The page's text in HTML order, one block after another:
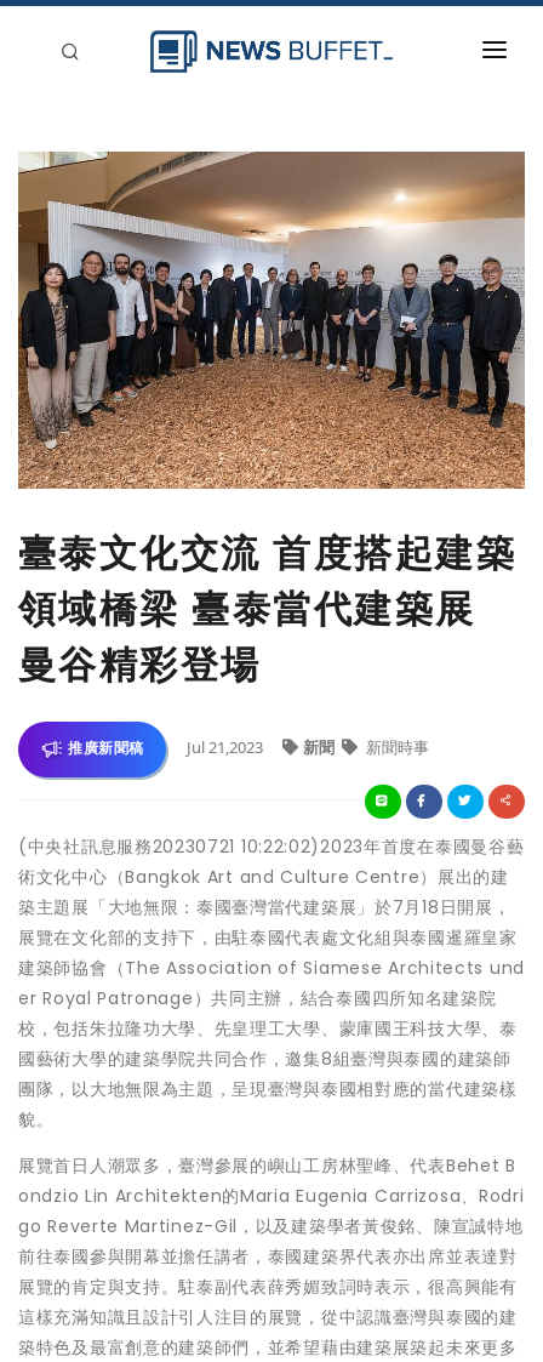
新聞稿分類
登入
刊登
臺泰文化交流 首度搭起建築
領域橋梁 臺泰當代建築展
曼谷精彩登場
推廣新聞稿 Jul 21,2023 新聞 新聞時事
(中央社訊息服務20230721 10:22:02)2023年首度在泰國曼谷藝
術文化中心（Bangkok Art and Culture Centre）展出的建
築主題展「大地無限：泰國臺灣當代建築展」於7月18日開展，
展覽在文化部的支持下，由駐泰國代表處文化組與泰國暹羅皇家
建築師協會（The Association of Siamese Architects und
er Royal Patronage）共同主辦，結合泰國四所知名建築院
校，包括朱拉隆功大學、先皇理工大學、蒙庫國王科技大學、泰
國藝術大學的建築學院共同合作，邀集8組臺灣與泰國的建築師
團隊，以大地無限為主題，呈現臺灣與泰國相對應的當代建築樣
貌。
展覽首日人潮眾多，臺灣參展的嶼山工房林聖峰、代表Behet B
ondzio Lin Architekten的Maria Eugenia Carrizosa、Rodri
go Reverte Martinez-Gil，以及建築學者黃俊銘、陳宣誠特地
前往泰國參與開幕並擔任講者，泰國建築界代表亦出席並表達對
展覽的肯定與支持。駐泰副代表薛秀媚致詞時表示，很高興能有
這樣充滿知識且設計引人注目的展覽，從中認識臺灣與泰國的建
築特色及最富創意的建築師們，並希望藉由建築展築起未來更多